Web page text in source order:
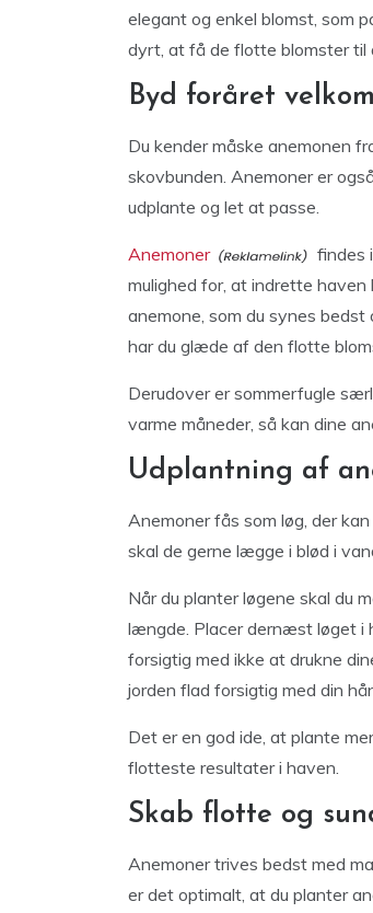
elegant og enkel blomst, som
dyrt, at få de flotte blomster til
Byd foråret
Du kender måske anemonen
skovbunden. Anemoner er
udplante og let at passe.
Anemoner
findes
mulighed for, at indrette
anemone, som du synes
har du glæde af den flotte
Derudover er sommerfugle
varme måneder, så kan dine
Udplantning af
Anemoner fås som løg, der
skal de gerne lægge i blød i
Når du planter løgene skal du
længde. Placer dernæst løget i
forsigtig med ikke at drukne
jorden flad forsigtig med din
Det er en god ide, at plante
flotteste resultater i haven.
Skab flotte og
Anemoner trives bedst med
er det optimalt, at du planter